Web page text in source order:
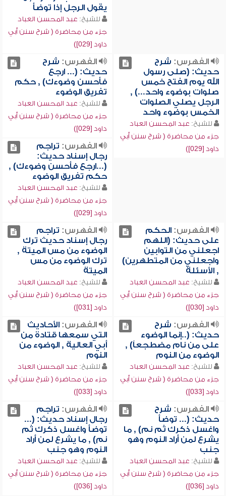
يقول الرجل إذا توضأ
للشيخ: عبد المحسن العباد
جزء من محاضرة ( شرح سنن أبي
داود [029])
الفهرس: شرح
حديث: (صلى رسول
الله يوم الفتح خمس
صلوات بوضوء واحد...) ,
الرجل يصلي الصلوات
الخمس بوضوء واحد
للشيخ: عبد المحسن العباد
جزء من محاضرة ( شرح سنن أبي
داود [029])
الفهرس: شرح
حديث: (... ارجع
فأحسن وضوءك) , حكم
تفريق الوضوء
للشيخ: عبد المحسن العباد
جزء من محاضرة ( شرح سنن أبي
داود [029])
الفهرس: تراجم
رجال إسناد حديث:
(...ارجع فأحسن وضوءك) ,
حكم تفريق الوضوء
للشيخ: عبد المحسن العباد
جزء من محاضرة ( شرح سنن أبي
داود [029])
الفهرس:الحكم
على حديث: (اللهم
اجعلني من التوابين
واجعلني من المتطهرين)
, الأسئلة
للشيخ: عبد المحسن العباد
جزء من محاضرة ( شرح سنن أبي
داود [030])
الفهرس: تراجم
رجال إسناد حديث ترك
الوضوء من مس الميتة ,
ترك الوضوء من مس
الميتة
للشيخ: عبد المحسن العباد
جزء من محاضرة ( شرح سنن أبي
داود [031])
الفهرس: شرح
حديث: (..إنما الوضوء
على من نام مضطجعاً) ,
الوضوء من النوم
للشيخ: عبد المحسن العباد
جزء من محاضرة ( شرح سنن أبي
داود [033])
الفهرس:الأحاديث
التي سمعها قتادة من
أبي العالية , الوضوء من
النوم
للشيخ: عبد المحسن العباد
جزء من محاضرة ( شرح سنن أبي
داود [033])
الفهرس: شرح
حديث: (... توضأ
واغسل ذكرك ثم نم) , ما
يشرع لمن أراد النوم وهو
جنب
للشيخ: عبد المحسن العباد
جزء من محاضرة ( شرح سنن أبي
داود [036])
الفهرس: تراجم
رجال إسناد حديث: (...
توضأ واغسل ذكرك ثم
نم) , ما يشرع لمن أراد
النوم وهو جنب
للشيخ: عبد المحسن العباد
جزء من محاضرة ( شرح سنن أبي
داود [036])